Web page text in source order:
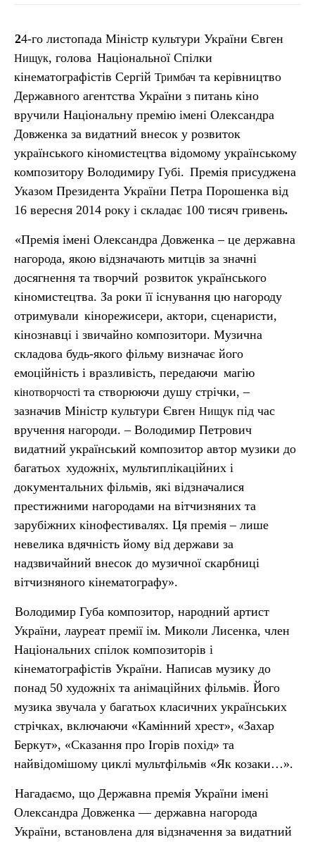
24-го листопада Міністр культури України Євген
Нищук, голова Національної Спілки
кінематографістів Сергій Тримбач та керівництво
Державного агентства України з питань кіно
вручили Національну премію імені Олександра
Довженка за видатний внесок у розвиток
українського кіномистецтва відомому українському
композитору Володимиру Губі. Премія присуджена
Указом Президента України Петра Порошенка від
16 вересня 2014 року і складає 100 тисяч гривень.
«Премія імені Олександра Довженка – це державна
нагорода, якою відзначають митців за значні
досягнення та творчий розвиток українського
кіномистецтва. За роки її існування цю нагороду
отримували кінорежисери, актори, сценаристи,
кінознавці і звичайно композитори. Музична
складова будь-якого фільму визначає його
емоційність і вразливість, передаючи магію
кінотворчості та створюючи душу стрічки, –
зазначив Міністр культури Євген Нищук під час
вручення нагороди. – Володимир Петрович
видатний український композитор автор музики до
багатьох художніх, мультиплікаційних і
документальних фільмів, які відзначалися
престижними нагородами на вітчизняних та
зарубіжних кінофестивалях. Ця премія – лише
невелика вдячність йому від держави за
надзвичайний внесок до музичної скарбниці
вітчизняного кінематографу».
Володимир Губа композитор, народний артист
України, лауреат премії ім. Миколи Лисенка, член
Національних спілок композиторів і
кінематографістів України. Написав музику до
понад 50 художніх та анімаційних фільмів. Його
музика звучала у багатьох класичних українських
стрічках, включаючи «Камінний хрест», «Захар
Беркут», «Сказання про Ігорів похід» та
найвідомішому циклі мультфільмів «Як козаки…».
Нагадаємо, що Державна премія України імені
Олександра Довженка — державна нагорода
України, встановлена для відзначення за видатний